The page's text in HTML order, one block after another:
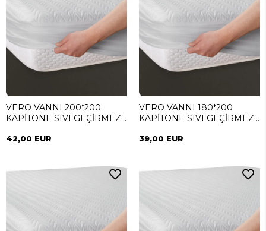
VERO VANNI 200*200
KAPİTONE SIVI GEÇİRMEZ
42,00 EUR
VERO VANNI 180*200
KAPİTONE SIVI GEÇİRMEZ
39,00 EUR